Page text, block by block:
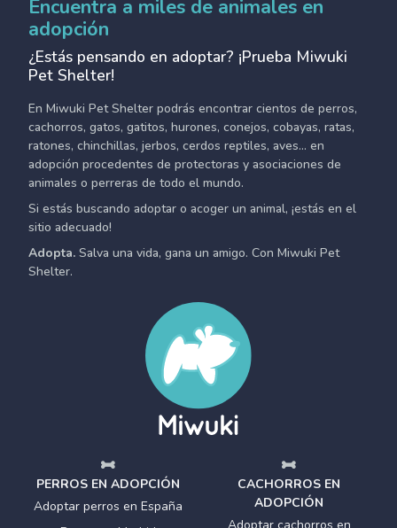
Encuentra a miles de animales en
adopción
¿Estás pensando en adoptar? ¡Prueba Miwuki
Pet Shelter!
En Miwuki Pet Shelter podrás encontrar cientos de perros,
cachorros, gatos, gatitos, hurones, conejos, cobayas, ratas,
ratones, chinchillas, jerbos, cerdos reptiles, aves... en
adopción procedentes de protectoras y asociaciones de
animales o perreras de todo el mundo.
Si estás buscando adoptar o acoger un animal, ¡estás en el
sitio adecuado!
Adopta. Salva una vida, gana un amigo. Con Miwuki Pet
Shelter.
PERROS EN ADOPCIÓN
Adoptar perros en España
CACHORROS EN
ADOPCIÓN
Adoptar cachorros en